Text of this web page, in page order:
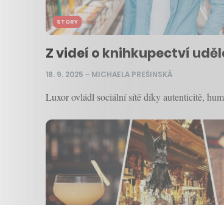
STORY
Z videí o knihkupectví
18. 9. 2025 – MICHAELA PREŠINSKÁ
Luxor ovládl sociální sítě díky autenticitě,